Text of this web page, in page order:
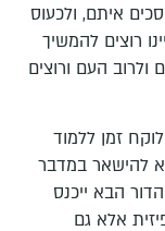
איתם, ולכעוס
רוצים להמשיך
ולרוב העם ורוצים
זמן ללמוד
להישאר במדבר
הבא ייכנס
אלא גם